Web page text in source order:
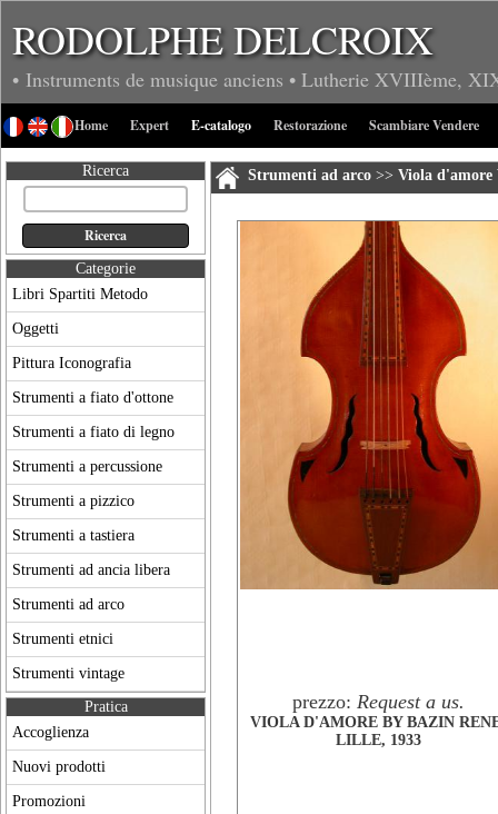
RODOLPHE DELCROIX
• Instruments de musique anciens • Lutherie XVIIIème,
Home Expert E-catalogo Restorazione Scambiare Vendere
Ricerca
Categorie
Libri Spartiti Metodo
Oggetti
Pittura Iconografia
Strumenti a fiato d'ottone
Strumenti a fiato di legno
Strumenti a percussione
Strumenti a pizzico
Strumenti a tastiera
Strumenti ad ancia libera
Strumenti ad arco
Strumenti etnici
Strumenti vintage
Pratica
Accoglienza
Nuovi prodotti
Promozioni
Strumenti ad arco>> Viola d'amore
prezzo: Request a us.
VIOLA D'AMORE BY BAZIN
LILLE, 1933